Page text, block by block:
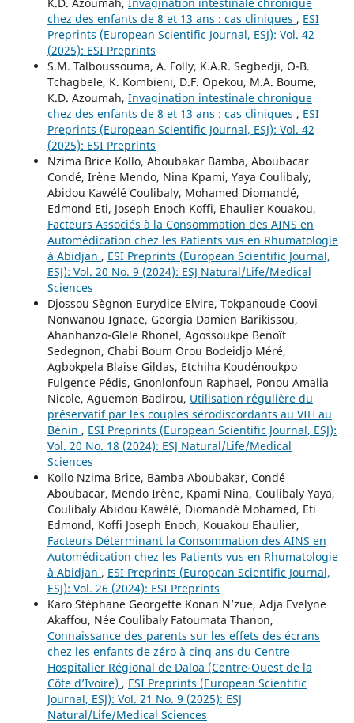
chez des enfants de 8 et 13 ans : cas cliniques , ESI
Preprints (European Scientific Journal, ESJ): Vol. 42
(2025): ESI Preprints
S.M. Talboussouma, A. Folly, K.A.R. Segbedji, O-B.
Tchagbele, K. Kombieni, D.F. Opekou, M.A. Boume,
K.D. Azoumah, Invagination intestinale chronique
chez des enfants de 8 et 13 ans : cas cliniques , ESI
Preprints (European Scientific Journal, ESJ): Vol. 42
(2025): ESI Preprints
Nzima Brice Kollo, Aboubakar Bamba, Aboubacar
Condé, Irène Mendo, Nina Kpami, Yaya Coulibaly,
Abidou Kawélé Coulibaly, Mohamed Diomandé,
Edmond Eti, Joseph Enoch Koffi, Ehaulier Kouakou,
Facteurs Associés à la Consommation des AINS en
Automédication chez les Patients vus en Rhumatologie
à Abidjan , ESI Preprints (European Scientific Journal,
ESJ): Vol. 20 No. 9 (2024): ESJ Natural/Life/Medical
Sciences
Djossou Sègnon Eurydice Elvire, Tokpanoude Coovi
Nonwanou Ignace, Georgia Damien Barikissou,
Ahanhanzo-Glele Rhonel, Agossoukpe Benoît
Sedegnon, Chabi Boum Orou Bodeidjo Méré,
Agbokpela Blaise Gildas, Etchiha Koudénoukpo
Fulgence Pédis, Gnonlonfoun Raphael, Ponou Amalia
Nicole, Aguemon Badirou, Utilisation régulière du
préservatif par les couples sérodiscordants au VIH au
Bénin , ESI Preprints (European Scientific Journal, ESJ):
Vol. 20 No. 18 (2024): ESJ Natural/Life/Medical
Sciences
Kollo Nzima Brice, Bamba Aboubakar, Condé
Aboubacar, Mendo Irène, Kpami Nina, Coulibaly Yaya,
Coulibaly Abidou Kawélé, Diomandé Mohamed, Eti
Edmond, Koffi Joseph Enoch, Kouakou Ehaulier,
Facteurs Déterminant la Consommation des AINS en
Automédication chez les Patients vus en Rhumatologie
à Abidjan , ESI Preprints (European Scientific Journal,
ESJ): Vol. 26 (2024): ESI Preprints
Karo Stéphane Georgette Konan N’zue, Adja Evelyne
Akaffou, Née Coulibaly Fatoumata Thanon,
Connaissance des parents sur les effets des écrans
chez les enfants de zéro à cinq ans du Centre
Hospitalier Régional de Daloa (Centre-Ouest de la
Côte d’Ivoire) , ESI Preprints (European Scientific
Journal, ESJ): Vol. 21 No. 9 (2025): ESJ
Natural/Life/Medical Sciences